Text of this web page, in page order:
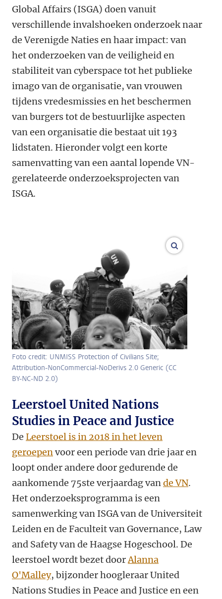
Global Affairs (ISGA) doen vanuit
verschillende invalshoeken onderzoek naar
de Verenigde Naties en haar impact: van
het onderzoeken van de veiligheid en
stabiliteit van cyberspace tot het publieke
imago van de organisatie, van vrouwen
tijdens vredesmissies en het beschermen
van burgers tot de bestuurlijke aspecten
van een organisatie die bestaat uit 193
lidstaten. Hieronder volgt een korte
samenvatting van een aantal lopende VN-
gerelateerde onderzoeksprojecten van
ISGA.
Foto credit: UNMISS Protection of Civilians Site;
Attribution-NonCommercial-NoDerivs 2.0 Generic (CC
BY-NC-ND 2.0)
vergroot
Leerstoel United Nations
Studies in Peace and Justice
De Leerstoel is in 2018 in het leven
geroepenvoor een periode van drie jaar en
loopt onder andere door gedurende de
aankomende 75ste verjaardag vande VN.
Het onderzoeksprogramma is een
samenwerking van ISGA van de Universiteit
Leiden en de Faculteit van Governance, Law
and Safety van de Haagse Hogeschool. De
leerstoel wordt bezet doorAlanna
O'Malley, bijzonder hoogleraar United
Nations Studies in Peace and Justice en een